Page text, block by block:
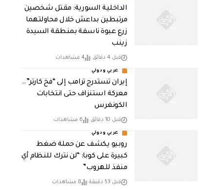
الداخلية السورية: مقتل شخصين
مرتبطين بداعش خلال محاولتهما
زرع عبوة ناسفة بمنطقة السيدة
زينب
قبل 4 دقائق 4 مشاهدات
عربي ودولي
إيران تستدرج ترامب إلى “فخ كارتر”..
معركة استنزاف حتى انتخابات
الكونغرس
قبل 10 دقائق 6 مشاهدات
عربي ودولي
روبيو يكشف عن حملة ضغط
كبيرة على كوبا: “لن نترك للنظام أي
منفذ للهروب”
قبل 53 دقيقة 8 مشاهدات